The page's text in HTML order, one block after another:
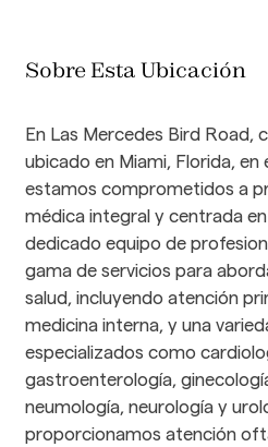
Sobre Esta Ubicación
En Las Mercedes Bird Road,
ubicado en Miami, Florida,
estamos comprometidos a
médica integral y centrada
dedicado equipo de
gama de servicios para
salud, incluyendo atención
medicina interna, y una
especializados como
gastroenterología,
neumología, neurología y
proporcionamos atención